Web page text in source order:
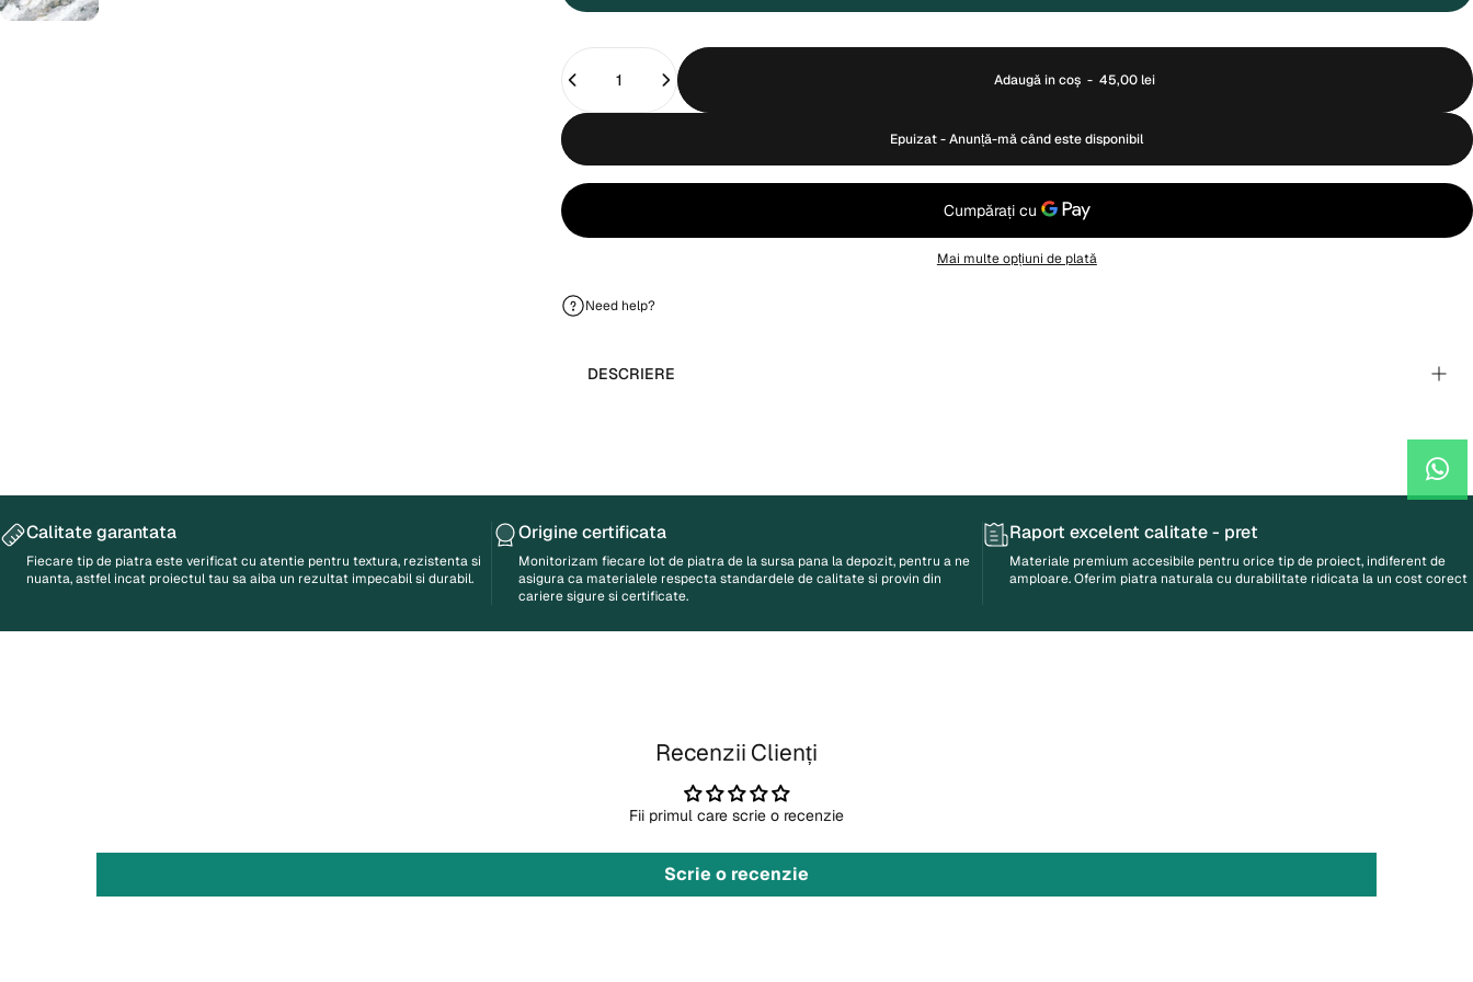
Cantitate
Adaugă in coş -45,00 lei
Epuizat - Anunță-mă când este disponibil
Mai multe opțiuni de plată
Need help?
DESCRIERE
Calitategarantata
Fiecare tip de piatra este verificat cu atentie pentru textura, rezistenta si
nuanta, astfel incat proiectul tau sa aiba un rezultat impecabil si durabil.
Originecertificata
Monitorizam fiecare lot de piatra de la sursa pana la depozit, pentru a ne
asigura ca materialele respecta standardele de calitate si provin din
cariere sigure si certificate.
Raport excelent calitate - pret
Materiale premium accesibile pentru orice tip de proiect, indiferent de
amploare. Oferim piatra naturala cu durabilitate ridicata la un cost corect
Recenzii Clienți
Fii primul care scrie o recenzie
Scrie o recenzie